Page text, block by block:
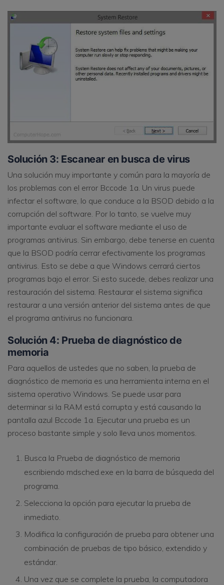
Solución 3: Escanear en busca de virus
Una solución muy importante y común para la mayoría de
los problemas con el error Bccode 1a. Un virus puede
infectar el software, lo que conduce a la BSOD debido a la
corrupción del software. Por lo tanto, se vuelve muy
importante evaluar el software mediante el uso de
programas antivirus. Sin embargo, debe tenerse en cuenta
que la BSOD podría cerrar efectivamente los programas
antivirus. Esto se debe a que Windows cerrará ciertos
programas bajo el error. Si esto sucede, debes realizar una
restauración del sistema. Restaurar el sistema significa
restaurar a una versión anterior del sistema antes de que
el programa antivirus no funcionara.
Solución 4: Prueba de diagnóstico de
memoria
Para aquellos de ustedes que no saben, la prueba de
diagnóstico de memoria es una herramienta interna en el
sistema operativo Windows. Se puede usar para
determinar si la RAM está corrupta y está causando la
pantalla azul Bccode 1a. Ejecutar una prueba es un
proceso bastante simple y solo lleva unos momentos.
Busca la Prueba de diagnóstico de memoria
escribiendo mdsched.exe en la barra de búsqueda del
programa.
Selecciona la opción para ejecutar la prueba de
inmediato.
Modifica la configuración de prueba para obtener una
combinación de pruebas de tipo básico, extendido y
estándar.
Una vez que se complete la prueba, la computadora